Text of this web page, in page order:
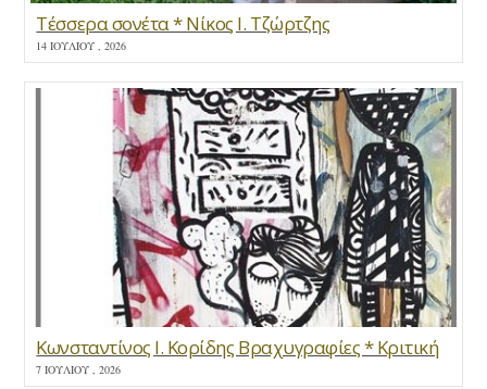
Τέσσερα σονέτα * Νίκος Ι. Τζώρτζης
14 ΙΟΥΛΊΟΥ , 2026
Κωνσταντίνος Ι. Κορίδης Βραχυγραφίες * Κριτική
7 ΙΟΥΛΊΟΥ , 2026